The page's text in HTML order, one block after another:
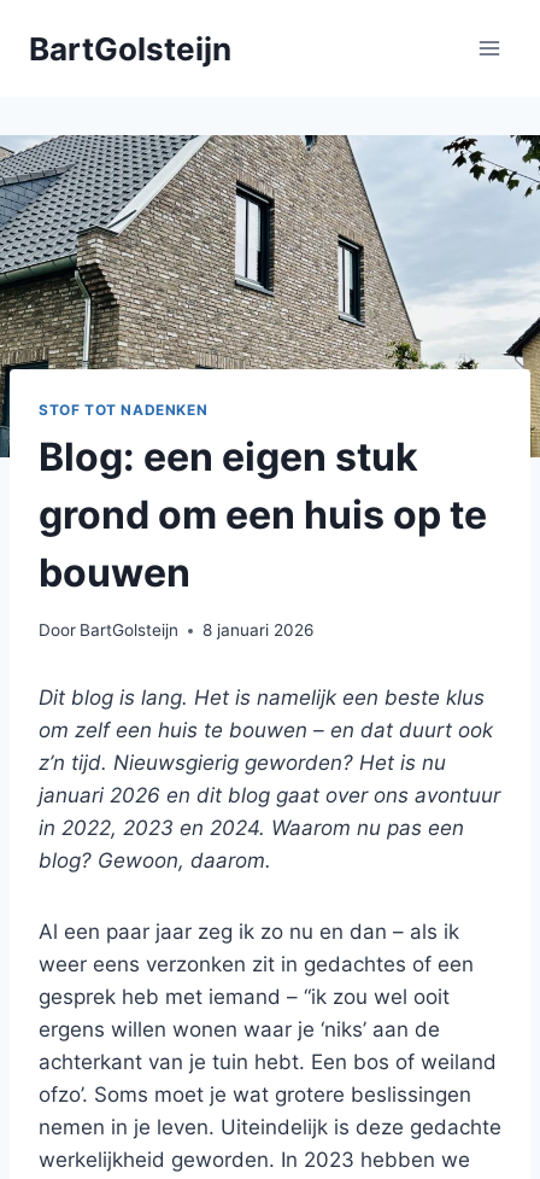
naarBartGolsteijn
STOF TOT NADENKEN
Blog: een eigen stuk
grond om een huis op te
bouwen
Door BartGolsteijn 8 januari 2026
Dit blog is lang. Het is namelijk een beste klus
om zelf een huis te bouwen – en dat duurt ook
z’n tijd. Nieuwsgierig geworden? Het is nu
januari 2026 en dit blog gaat over ons avontuur
in 2022, 2023 en 2024. Waarom nu pas een
blog? Gewoon, daarom.
Al een paar jaar zeg ik zo nu en dan – als ik
weer eens verzonken zit in gedachtes of een
gesprek heb met iemand – “ik zou wel ooit
ergens willen wonen waar je ‘niks’ aan de
achterkant van je tuin hebt. Een bos of weiland
ofzo’. Soms moet je wat grotere beslissingen
nemen in je leven. Uiteindelijk is deze gedachte
werkelijkheid geworden. In 2023 hebben we